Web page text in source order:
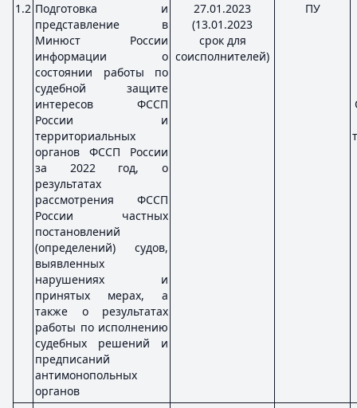
1.2 Подготовка и
представление в
Минюст России
информации о
состоянии работы по
судебной защите
интересов ФССП
России и
территориальных
органов ФССП России
за 2022 год, о
результатах
рассмотрения ФССП
России частных
постановлений
(определений) судов,
выявленных
нарушениях и
принятых мерах, а
также о результатах
работы по исполнению
судебных решений и
предписаний
антимонопольных
органов
27.01.2023
(13.01.2023
срок для
соисполнителей)
ПУ